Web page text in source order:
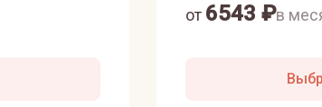
от 6543 ₽в